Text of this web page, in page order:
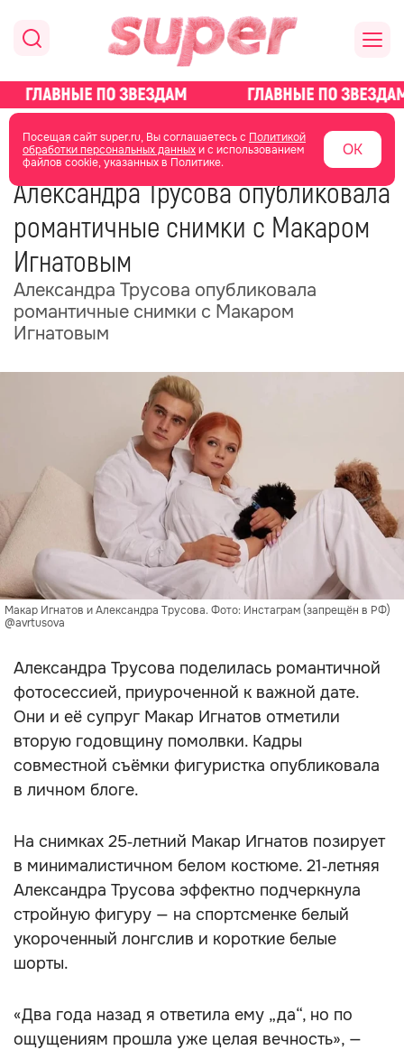
Посещая сайт super.ru, Вы соглашаетесь с Политикой
обработки персональных данныхи с использованием
файлов cookie, указанных в Политике.
ОК
главная новости о звездах новости
19 июня 13:51
Александра Трусова опубликовала
романтичные снимки с Макаром
Игнатовым
Александра Трусова опубликовала
романтичные снимки с Макаром
Игнатовым
Макар Игнатов и Александра Трусова. Фото: Инстаграм (запрещён в РФ)
@avrtusova
Александра Трусова поделилась романтичной
фотосессией, приуроченной к важной дате.
Они и её супруг Макар Игнатов отметили
вторую годовщину помолвки. Кадры
совместной съёмки фигуристка опубликовала
в личном блоге.
На снимках 25‑летний Макар Игнатов позирует
в минималистичном белом костюме. 21‑летняя
Александра Трусова эффектно подчеркнула
стройную фигуру — на спортсменке белый
укороченный лонгслив и короткие белые
шорты.
«Два года назад я ответила ему „да“, но по
ощущениям прошла уже целая вечность», —